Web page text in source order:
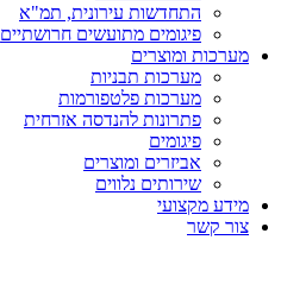
התחדשות עירונית, תמ"א
פיגומים מתועשים חרושתיים
מערכות ומוצרים
מערכות תבניות
מערכות פלטפורמות
פתרונות להנדסה אזרחית
פיגומים
אביזרים ומוצרים
שירותים נלווים
מידע מקצועי
צור קשר